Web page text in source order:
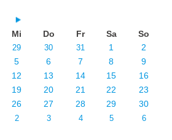
Mi Do Fr Sa So
29 30 31 1 2
5 6 7 8 9
12 13 14 15 16
19 20 21 22 23
26 27 28 29 30
2 3 4 5 6